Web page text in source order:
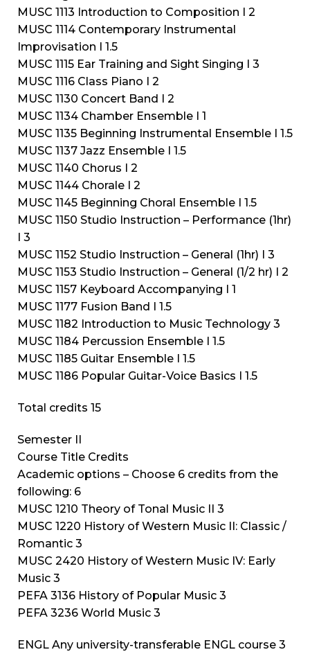
MUSC 1113 Introduction to Composition I 2
MUSC 1114 Contemporary Instrumental
Improvisation I 1.5
MUSC 1115 Ear Training and Sight Singing I 3
MUSC 1116 Class Piano I 2
MUSC 1130 Concert Band I 2
MUSC 1134 Chamber Ensemble I 1
MUSC 1135 Beginning Instrumental Ensemble I 1.5
MUSC 1137 Jazz Ensemble I 1.5
MUSC 1140 Chorus I 2
MUSC 1144 Chorale I 2
MUSC 1145 Beginning Choral Ensemble I 1.5
MUSC 1150 Studio Instruction – Performance (1hr)
I 3
MUSC 1152 Studio Instruction – General (1hr) I 3
MUSC 1153 Studio Instruction – General (1/2 hr) I 2
MUSC 1157 Keyboard Accompanying I 1
MUSC 1177 Fusion Band I 1.5
MUSC 1182 Introduction to Music Technology 3
MUSC 1184 Percussion Ensemble I 1.5
MUSC 1185 Guitar Ensemble I 1.5
MUSC 1186 Popular Guitar-Voice Basics I 1.5
Total credits 15
Semester II
Course Title Credits
Academic options – Choose 6 credits from the
following: 6
MUSC 1210 Theory of Tonal Music II 3
MUSC 1220 History of Western Music II: Classic /
Romantic 3
MUSC 2420 History of Western Music IV: Early
Music 3
PEFA 3136 History of Popular Music 3
PEFA 3236 World Music 3
ENGL Any university-transferable ENGL course 3